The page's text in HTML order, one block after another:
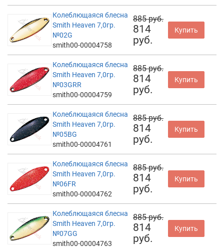
Колеблющаяся блесна
Smith Heaven 7,0гр.
№02G
smith00-00004758
885 руб.
814
руб.
Купить
Колеблющаяся блесна
Smith Heaven 7,0гр.
№03GRR
smith00-00004759
885 руб.
814
руб.
Купить
Колеблющаяся блесна
Smith Heaven 7,0гр.
№05BG
smith00-00004761
885 руб.
814
руб.
Купить
Колеблющаяся блесна
Smith Heaven 7,0гр.
№06FR
smith00-00004762
885 руб.
814
руб.
Купить
Колеблющаяся блесна
Smith Heaven 7,0гр.
№07GG
smith00-00004763
885 руб.
814
руб.
Купить